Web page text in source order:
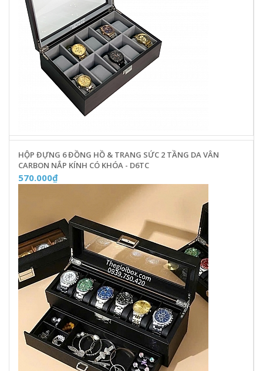
HỘP ĐỰNG 6 ĐỒNG HỒ & TRANG SỨC 2 TẦNG DA VÂN
CARBON NẮP KÍNH CÓ KHÓA - D6TC
570.000₫